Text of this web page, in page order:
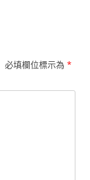
必填欄位標示為 *